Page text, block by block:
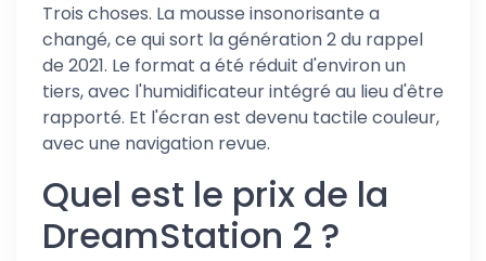
Trois choses. La mousse insonorisante a
changé, ce qui sort la génération 2 du rappel
de 2021. Le format a été réduit d'environ un
tiers, avec l'humidificateur intégré au lieu d'être
rapporté. Et l'écran est devenu tactile couleur,
avec une navigation revue.
Quel est le prix de la
DreamStation 2 ?